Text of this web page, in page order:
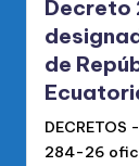
Decreto
de
DECRETOS
284-26